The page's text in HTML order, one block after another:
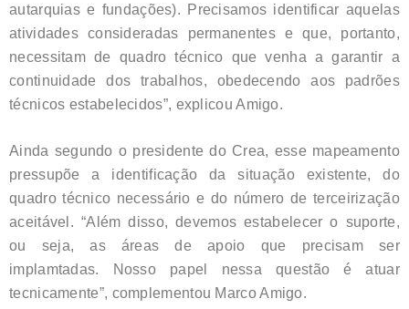
autarquias e fundações). Precisamos identificar aquelas
atividades consideradas permanentes e que, portanto,
necessitam de quadro técnico que venha a garantir a
continuidade dos trabalhos, obedecendo aos padrões
técnicos estabelecidos”, explicou Amigo.
Ainda segundo o presidente do Crea, esse mapeamento
pressupõe a identificação da situação existente, do
quadro técnico necessário e do número de terceirização
aceitável. “Além disso, devemos estabelecer o suporte,
ou seja, as áreas de apoio que precisam ser
implamtadas. Nosso papel nessa questão é atuar
tecnicamente”, complementou Marco Amigo.